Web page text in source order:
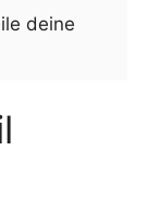
deine